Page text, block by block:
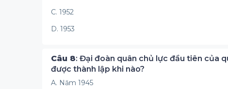
C. 1952
D. 1953
Câu 8: Đại đoàn quân chủ lực đầu tiên của
được thành lập khi nào?
A. Năm 1945